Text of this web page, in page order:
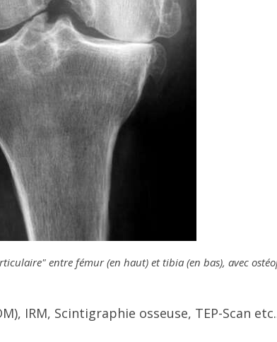
entre fémur (en haut) et tibia (en bas), avec
IRM, Scintigraphie osseuse, TEP-Scan